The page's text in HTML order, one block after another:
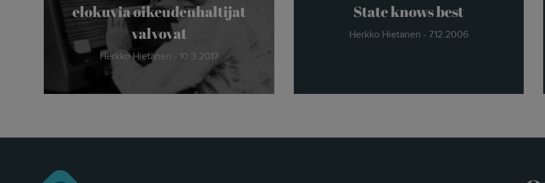
elokuvia oikeudenhaltijat
valvovat
Herkko Hietanen - 10.3.2017
State knows best
Herkko Hietanen - 7.12.2006